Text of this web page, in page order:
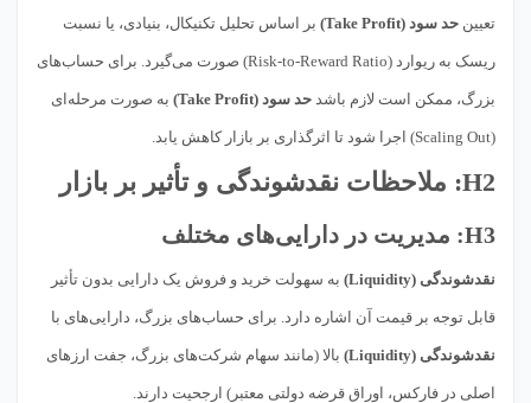
تعیین حد سود (Take Profit) بر اساس تحلیل تکنیکال، بنیادی، یا نسبت
ریسک به ریوارد (Risk-to-Reward Ratio) صورت می‌گیرد. برای حساب‌های
بزرگ، ممکن است لازم باشد حد سود (Take Profit) به صورت مرحله‌ای
(Scaling Out) اجرا شود تا اثرگذاری بر بازار کاهش یابد.
H2: ملاحظات نقدشوندگی و تأثیر بر بازار
H3: مدیریت در دارایی‌های مختلف
نقدشوندگی (Liquidity) به سهولت خرید و فروش یک دارایی بدون تأثیر
قابل توجه بر قیمت آن اشاره دارد. برای حساب‌های بزرگ، دارایی‌های با
نقدشوندگی (Liquidity) بالا (مانند سهام شرکت‌های بزرگ، جفت ارزهای
اصلی در فارکس، اوراق قرضه دولتی معتبر) ارجحیت دارند.